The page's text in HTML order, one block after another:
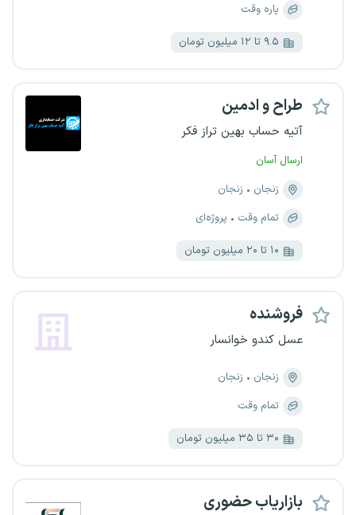
پاره وقت
۹.۵ تا ۱۲ میلیون تومان
طراح و ادمین
آتیه حساب بهین تراز فکر
ارسال آسان
زنجان
زنجان
تمام وقت
پروژه‌ای
۱۰ تا ۲۰ میلیون تومان
فروشنده
عسل کندو خوانسار
زنجان
زنجان
تمام وقت
۳۰ تا ۳۵ میلیون تومان
بازاریاب حضوری